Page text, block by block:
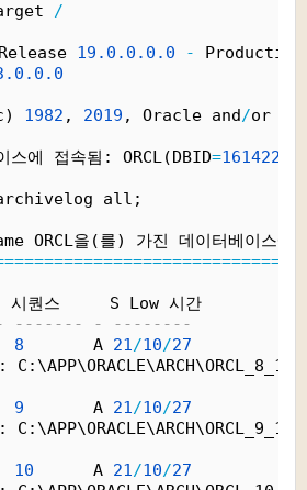
/
19. 0. 0. 0. 0 -
0. 0. 0
1982 , 2019 , Oracle and/or
스에 접속됨: ORCL(DBID=
all;
ORCL을(를) 가진 데이터베이스에
============================
시퀀스     S Low 시간
------- - --------
8 A 21/10/27
9 A 21/10/27
10 A 21/10/27